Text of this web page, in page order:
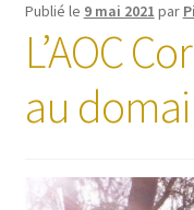
Publié le 9 mai 2021 par
L’AOC
au